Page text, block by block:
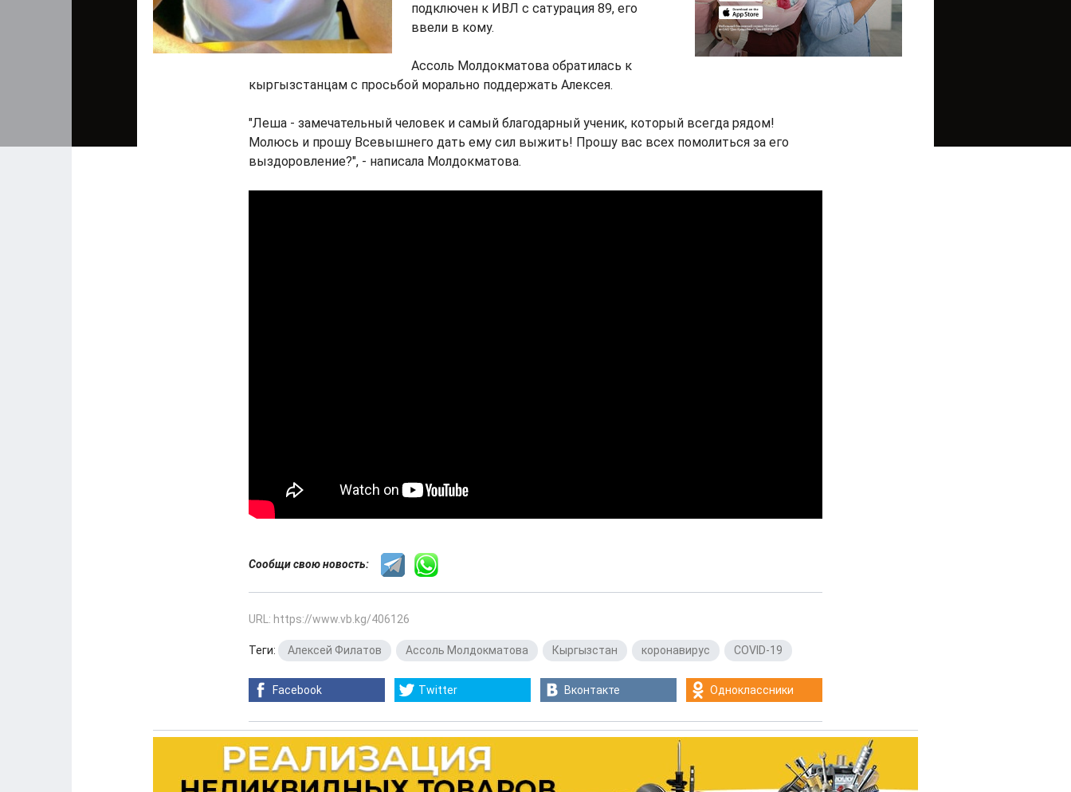
подключен к ИВЛ с сатурация 89, его
ввели в кому.
Ассоль Молдокматова обратилась к
кыргызстанцам с просьбой морально поддержать Алексея.
"Леша - замечательный человек и самый благодарный ученик, который всегда рядом!
Молюсь и прошу Всевышнего дать ему сил выжить! Прошу вас всех помолиться за его
выздоровление?", - написала Молдокматова.
Сообщи свою новость:
URL: https://www.vb.kg/406126
Теги: Алексей Филатов Ассоль Молдокматова Кыргызстан коронавирус COVID-19
Facebook Twitter Вконтакте Одноклассники